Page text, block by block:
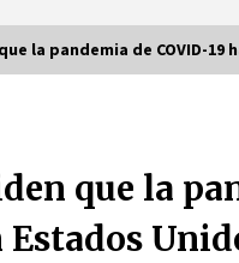
3
Detienen
la pandemia de COVID-19
que la